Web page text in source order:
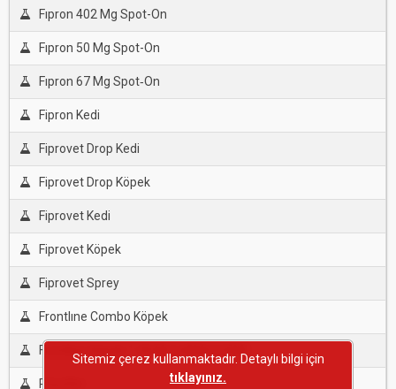
Fıpron 402 Mg Spot-On
Fıpron 50 Mg Spot-On
Fıpron 67 Mg Spot‐On
Fipron Kedi
Fiprovet Drop Kedi
Fiprovet Drop Köpek
Fiprovet Kedi
Fiprovet Köpek
Fiprovet Sprey
Frontlıne Combo Köpek
Frontlıne Köpek 1.34 Ml,2,68Ml,4,02Ml
Repeller
Sitemiz çerez kullanmaktadır. Detaylı bilgi için
tıklayınız.